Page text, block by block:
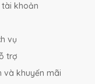
tài khoản
vụ
trợ
và khuyến mãi